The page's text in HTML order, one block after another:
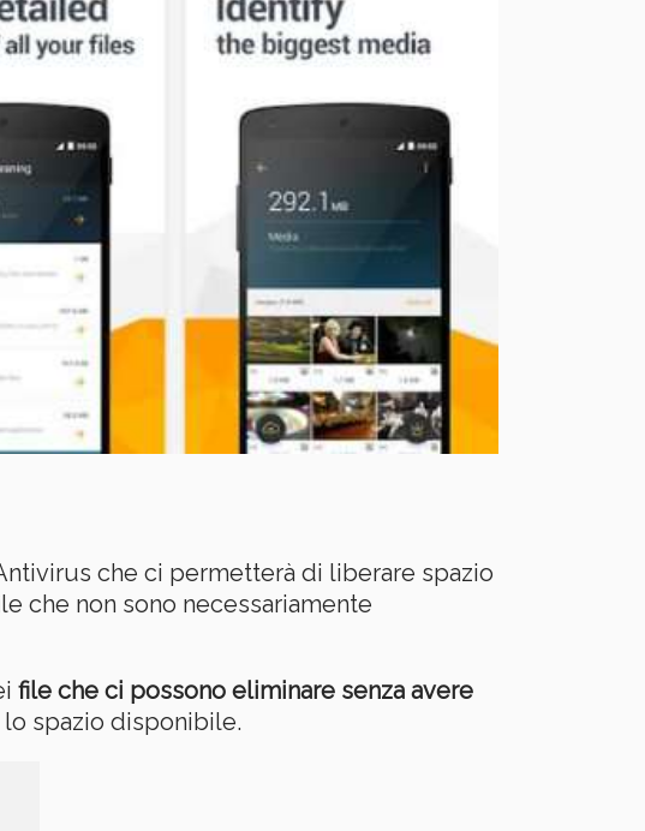
che ci permetterà di liberare spazio
che non sono necessariamente
file che ci possono eliminare senza avere
spazio disponibile.